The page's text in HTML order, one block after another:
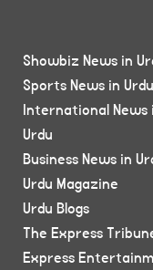
Showbiz News in
Sports News in Urdu
International News
Urdu
Business News in
Urdu Magazine
Urdu Blogs
The Express
Express